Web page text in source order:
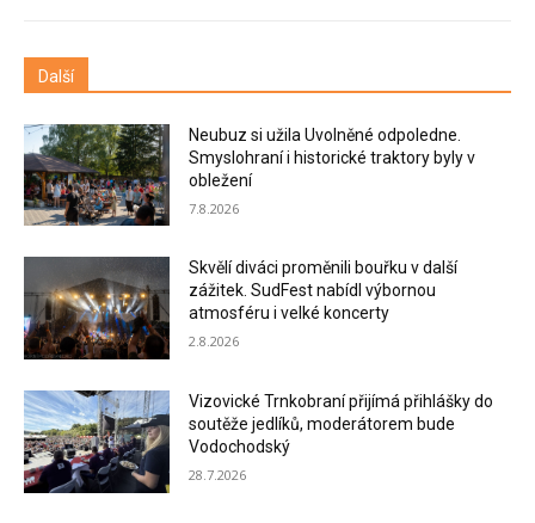
Další
Neubuz si užila Uvolněné odpoledne.
Smyslohraní i historické traktory byly v
obležení
7.8.2026
Skvělí diváci proměnili bouřku v další
zážitek. SudFest nabídl výbornou
atmosféru i velké koncerty
2.8.2026
Vizovické Trnkobraní přijímá přihlášky do
soutěže jedlíků, moderátorem bude
Vodochodský
28.7.2026